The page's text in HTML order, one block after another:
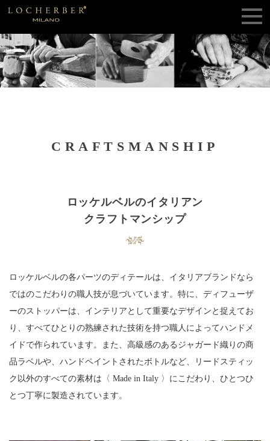
CRAFTSMANSHIP
ロッケルベルのイタリアン
クラフトマンシップ
ロッケルベルの各パーツのディテールは、イタリアブランドなら
ではのこだわりの職人技が息づいています。 特に、ディフューザ
ーのストッパーは、インテリアとして重要なデザインと捉えてお
り、 すべてひとりの熟練された技術を持つ職人によってハンドメ
イドで作られています。
また、高級感のあるジャガード織りの商
品ラベルや、ハンドペイントされたボトルなど、
リードスティッ
ク以外のすべての素材は〈 Made in Italy 〉にこだわり、ひとつひ
とつ丁寧に製造されています。